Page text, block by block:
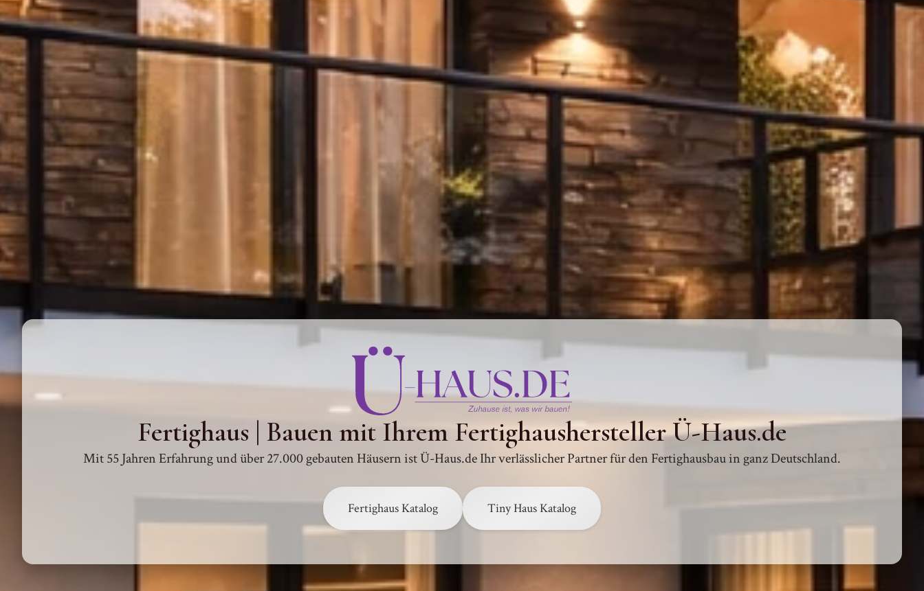
Fertighaus | Bauen mit Ihrem Fertighaushersteller Ü-Haus.de
Mit 55 Jahren Erfahrung und über 27.000 gebauten Häusern ist Ü-Haus.de Ihr verlässlicher Partner für den Fertighausbau in ganz Deutschland.
Fertighaus Katalog Tiny Haus Katalog